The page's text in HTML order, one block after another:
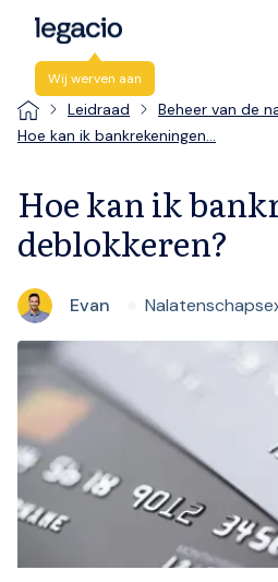
Wij werven aan
Leidraad
Beheer van de
Hoe kan ik bankrekeningen…
Hoe kan ik
deblokkeren?
Evan